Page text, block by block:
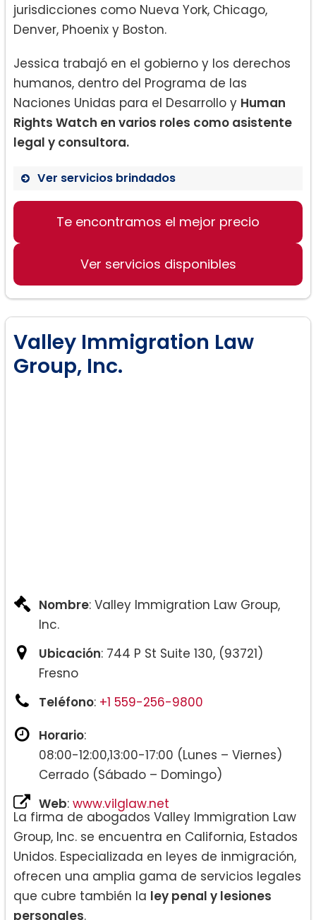
jurisdicciones como Nueva York, Chicago,
Denver, Phoenix y Boston.
Jessica trabajó en el gobierno y los derechos
humanos, dentro del Programa de las
Naciones Unidas para el Desarrollo y Human
Rights Watch en varios roles como asistente
legal y consultora.
Ver servicios brindados
Ley de inmigración
Te encontramos el mejor precio
Ver servicios disponibles
Valley Immigration Law
Group, Inc.
Nombre: Valley Immigration Law Group,
Inc.
Ubicación: 744 P St Suite 130, (93721)
Fresno
Teléfono: +1 559-256-9800
Horario:
08:00-12:00,13:00-17:00 (Lunes – Viernes)
Cerrado (Sábado – Domingo)
Web: www.vilglaw.net
La firma de abogados Valley Immigration Law
Group, Inc. se encuentra en California, Estados
Unidos. Especializada en leyes de inmigración,
ofrecen una amplia gama de servicios legales
que cubre también la ley penal y lesiones
personales.